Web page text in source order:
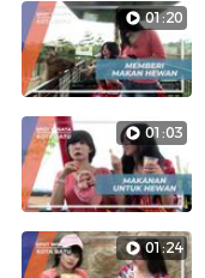
01:20
01:03
01:24